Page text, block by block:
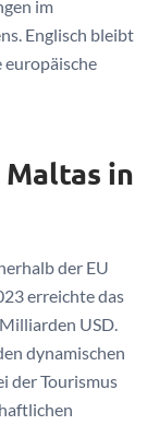
im
Englisch bleibt
in
der EU
erreichte das
USD.
dynamischen
der Tourismus